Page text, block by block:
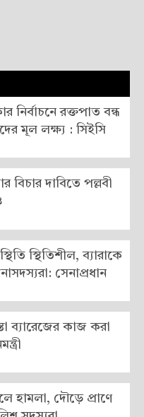
নির্বাচনে রক্তপাত বন্ধ
মূল লক্ষ্য : সিইসি
বিচার দাবিতে পল্লবী
স্থিতিশীল, ব্যারাকে
সেনাপ্রধান
ব্যারেজের কাজ করা
হামলা, দৌড়ে প্রাণে